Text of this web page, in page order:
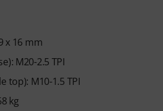
x 16 mm
M20-2.5 TPI
top): M10-1.5 TPI
kg